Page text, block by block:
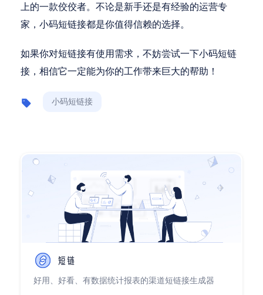
上的一款佼佼者。不论是新手还是有经验的运营专
家，小码短链接都是你值得信赖的选择。
如果你对短链接有使用需求，不妨尝试一下小码短链
接，相信它一定能为你的工作带来巨大的帮助！
小码短链接
好用、好看、有数据统计报表的渠道短链接生成器